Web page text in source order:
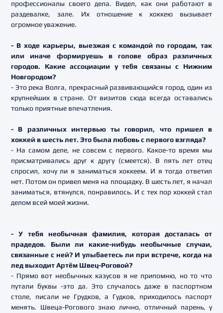
профессионалы своего дела. Видел, как они работают в
раздевалке, зале. Их отношение к хоккею вызывает
огромное уважение.
- В ходе карьеры, выезжая с командой по городам, так
или иначе формируешь в голове образ различных
городов. Какие ассоциации у тебя связаны с Нижним
Новгородом?
- Это река Волга, прекрасный развивающийся город, один из
крупнейших в стране. От визитов сюда всегда оставались
только приятные впечатления.
- В различных интервью ты говорил, что пришел в
хоккей в шесть лет. Это была любовь с первого взгляда?
- На самом деле, не совсем с первого. Какое-то время мы
присматривались друг к другу (смеется). В пять лет отец
спросил, хочу ли я заниматься хоккеем. И я тогда ответил
нет. Потом он привел меня на площадку. В шесть лет, я начал
заниматься, втянулся, понравилось. И с тех пор хоккей стал
делом всей моей жизни.
- У тебя необычная фамилия, которая досталась от
прадедов. Были ли какие-нибудь необычные случаи,
связанные с ней? И улыбаетесь ли при встрече, когда на
лед выходит Артём Швец-Роговой?
- Прямо вот необычных казусов я не припомню, но то что
путали буквы -это да. Это случалось даже в паспортном
столе, писали не Грудков, а Гудков, приходилось паспорт
менять. Швеца-Рогового знаю лично, отличный парень, у